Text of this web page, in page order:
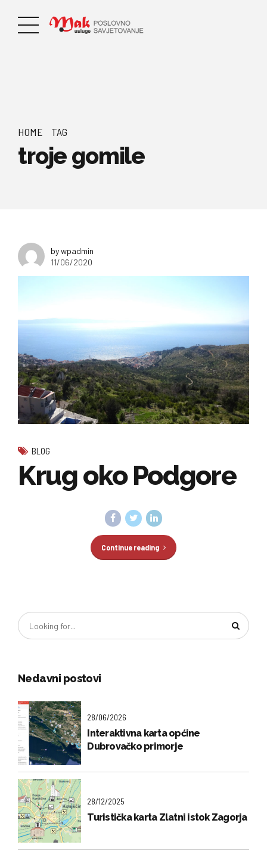
HOME TAG
troje gomile
by wpadmin
11/06/2020
BLOG
Krug oko Podgore
Continue reading
Nedavni postovi
28/06/2026
Interaktivna karta općine
Dubrovačko primorje
28/12/2025
Turistička karta Zlatni istok Zagorja